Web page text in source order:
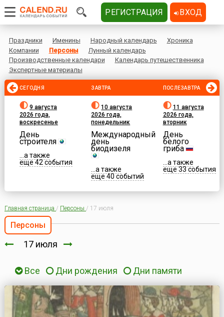
Праздники Именины Народный календарь
Хроника
Компании
Персоны
Лунный календарь
Производственные календари
Календарь путешественника
Экспертные материалы
СЕГОДНЯ
9 августа
2026 года,
воскресенье
День
строителя
...а также
еще 42 события
ЗАВТРА
10 августа
2026 года,
понедельник
Международный
день
биодизеля
...а также
еще 40 событий
ПОСЛЕЗАВТРА
11 августа
2026 года,
вторник
День
белого
гриба
...а также
еще 33 события
Главная страница / Персоны / 17 июля
Персоны
17 июля
Все Дни рождения Дни памяти
РЕГИСТРАЦИЯ ВХОД